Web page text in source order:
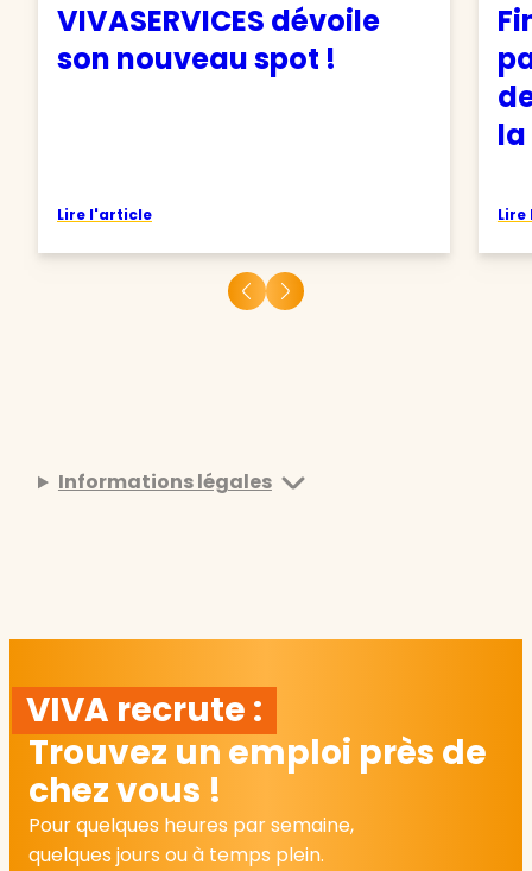
VIVASERVICES dévoile
son nouveau spot !
Lire l'article
la
Informations légales
VIVA recrute :
Trouvez un emploi près de
chez vous !
Pour quelques heures par semaine,
quelques jours ou à temps plein.